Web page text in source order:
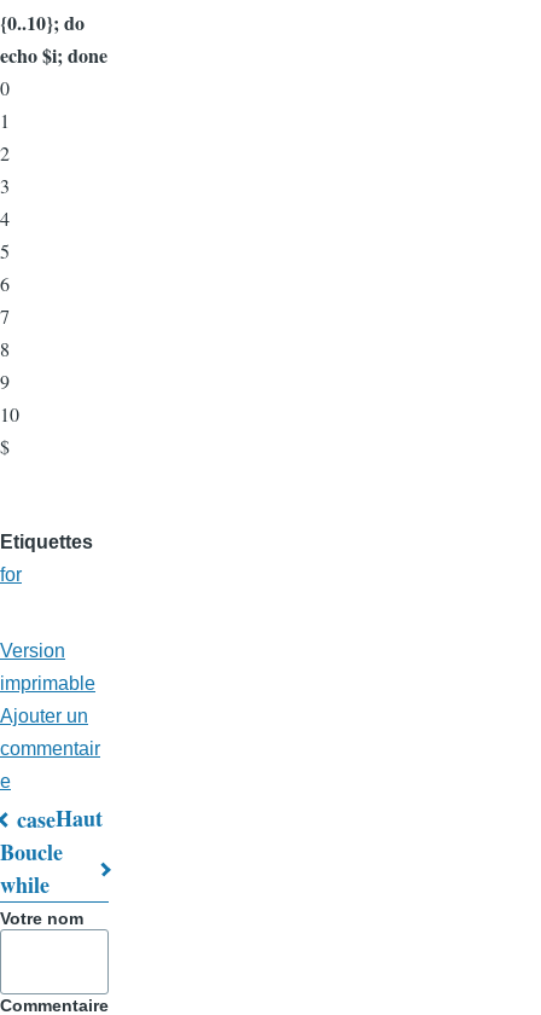
{0..10}; do
echo $i; done
0
1
2
3
4
5
6
7
8
9
10
$
Etiquettes
for
Version
imprimable
Ajouter un
commentair
e
Liens
transversaux
de
caseHaut
Boucle
while
Votre nom
Commentaire